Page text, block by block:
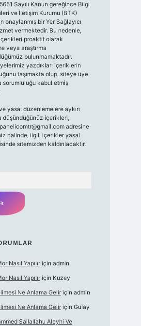
Sayılı Kanun gereğince Bilgi
ve İletişim Kurumu (BTK)
onaylanmış bir Yer Sağlayıcı
vermektedir. Bu nedenle,
proaktif olarak
veya araştırma
bulunmamaktadır.
yazdıkları içeriklerin
taşımakta olup, siteye üye
sorumluluğu kabul etmiş
yasal düzenlemelere aykırı
düşündüğünüz içerikleri,
adresine
halinde, ilgili içerikler yasal
sitemizden kaldırılacaktır.
Nasıl Yapılıriçin admin
Nasıl Yapılıriçin Kuzey
Ne Anlama Geliriçin admin
Ne Anlama Geliriçin Gülay
Sallallahu Aleyhi Ve